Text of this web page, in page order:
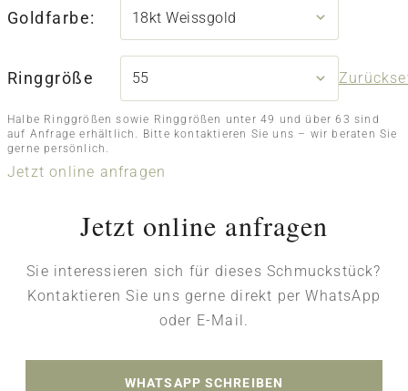
Goldfarbe:
Ringgröße
Halbe Ringgrößen sowie Ringgrößen unter 49 und über 63 sind
auf Anfrage erhältlich. Bitte kontaktieren Sie uns – wir beraten Sie
gerne persönlich.
Jetzt online anfragen
Jetzt online anfragen
Sie interessieren sich für dieses Schmuckstück?
Kontaktieren Sie uns gerne direkt per WhatsApp
oder E-Mail.
WHATSAPP SCHREIBEN